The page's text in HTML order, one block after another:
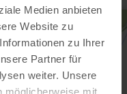
Medien anbieten
Website zu
zu Ihrer
Partner für
weiter. Unsere
möglicherweise mit